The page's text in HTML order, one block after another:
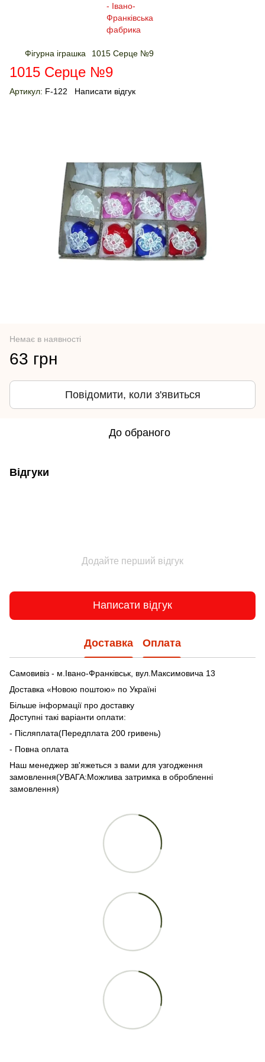
Фігурна іграшка 1015 Серце №9
1015 Серце №9
Артикул: F-122 Написати відгук
Немає в наявності
63 грн
Повідомити, коли з'явиться
До обраного
Відгуки
Додайте перший відгук
Написати відгук
Доставка Оплата
Самовивіз - м.Івано-Франківськ, вул.Максимовича 13
Доставка «Новою поштою» по Україні
Більше інформації про доставку
Доступні такі варіанти оплати:
- Післяплата(Передплата 200 гривень)
- Повна оплата
Наш менеджер зв'яжеться з вами для узгодження
замовлення(УВАГА:Можлива затримка в обробленні
замовлення)